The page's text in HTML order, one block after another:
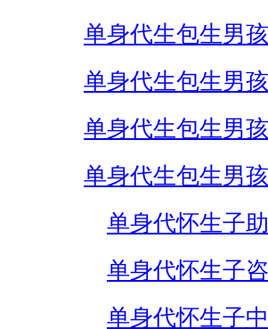
单身代生包生男
单身代生包生男
单身代生包生男
单身代生包生男
单身代怀生子
单身代怀生子
单身代怀生子